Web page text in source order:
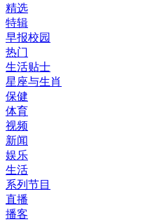
精选
特辑
早报校园
热门
生活贴士
星座与生肖
保健
体育
视频
新闻
娱乐
生活
系列节目
直播
播客